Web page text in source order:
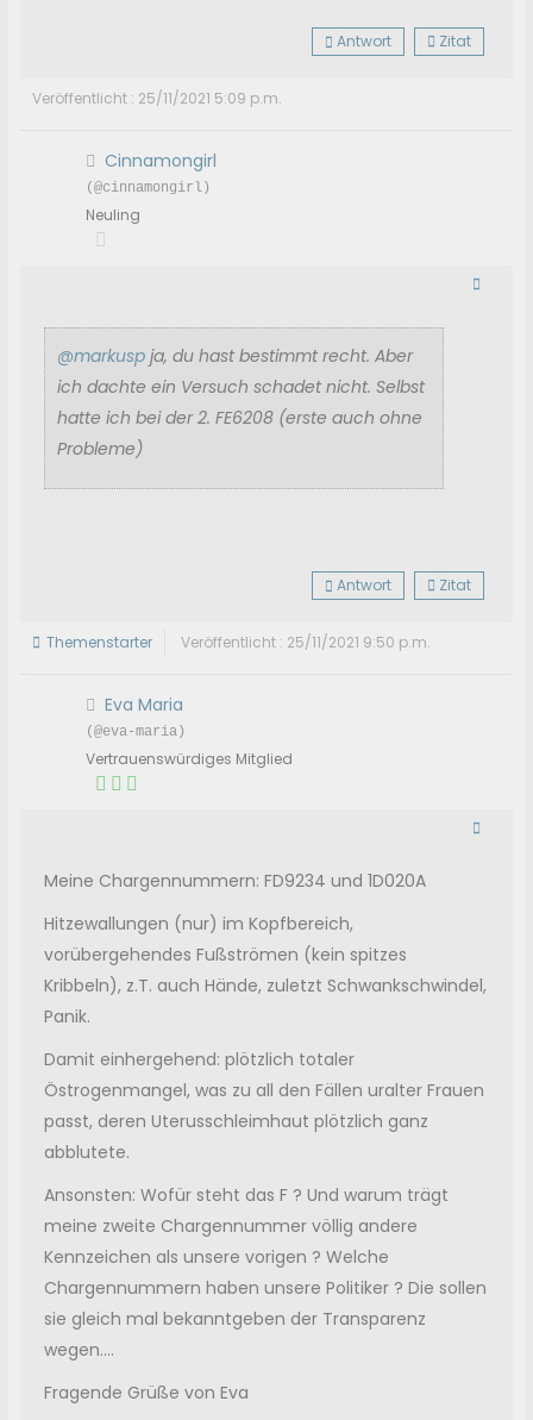
Antwort Zitat
Veröffentlicht : 25/11/2021 5:09 p.m.
Cinnamongirl
(@cinnamongirl)
Neuling
@markusp ja, du hast bestimmt recht. Aber
ich dachte ein Versuch schadet nicht. Selbst
hatte ich bei der 2. FE6208 (erste auch ohne
Probleme)
Antwort Zitat
Themenstarter Veröffentlicht : 25/11/2021 9:50 p.m.
Eva Maria
(@eva-maria)
Vertrauenswürdiges Mitglied
Meine Chargennummern: FD9234 und 1D020A
Hitzewallungen (nur) im Kopfbereich,
vorübergehendes Fußströmen (kein spitzes
Kribbeln), z.T. auch Hände, zuletzt Schwankschwindel,
Panik.
Damit einhergehend: plötzlich totaler
Östrogenmangel, was zu all den Fällen uralter Frauen
passt, deren Uterusschleimhaut plötzlich ganz
abblutete.
Ansonsten: Wofür steht das F ? Und warum trägt
meine zweite Chargennummer völlig andere
Kennzeichen als unsere vorigen ? Welche
Chargennummern haben unsere Politiker ? Die sollen
sie gleich mal bekanntgeben der Transparenz
wegen....
Fragende Grüße von Eva